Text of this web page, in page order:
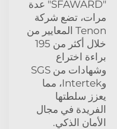
"SFAWARD" عدة
مرات، تضع شركة
Tenon المعايير من
خلال أكثر من 195
براءة اختراع
وشهادات من SGS
وIntertek، مما
يعزز سلطتها
الفريدة في مجال
الأمان الذكي.